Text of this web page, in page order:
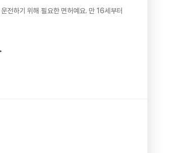
전하기 위해 필요한 면허예요. 만 16세부터